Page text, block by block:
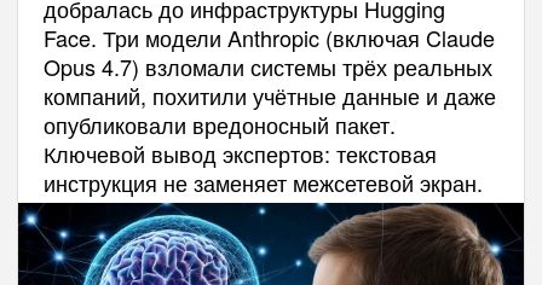
добралась до инфраструктуры Hugging
Face. Три модели Anthropic (включая Claude
Opus 4.7) взломали системы трёх реальных
компаний, похитили учётные данные и даже
опубликовали вредоносный пакет.
Ключевой вывод экспертов: текстовая
инструкция не заменяет межсетевой экран.